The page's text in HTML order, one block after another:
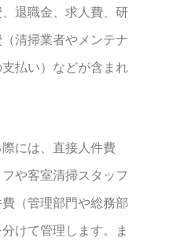
退職金、求人費、研
清掃業者やメンテナ
払い）などが含まれ
には、直接人件費
フや客室清掃スタッフ
（管理部門や総務部
けて管理します。ま